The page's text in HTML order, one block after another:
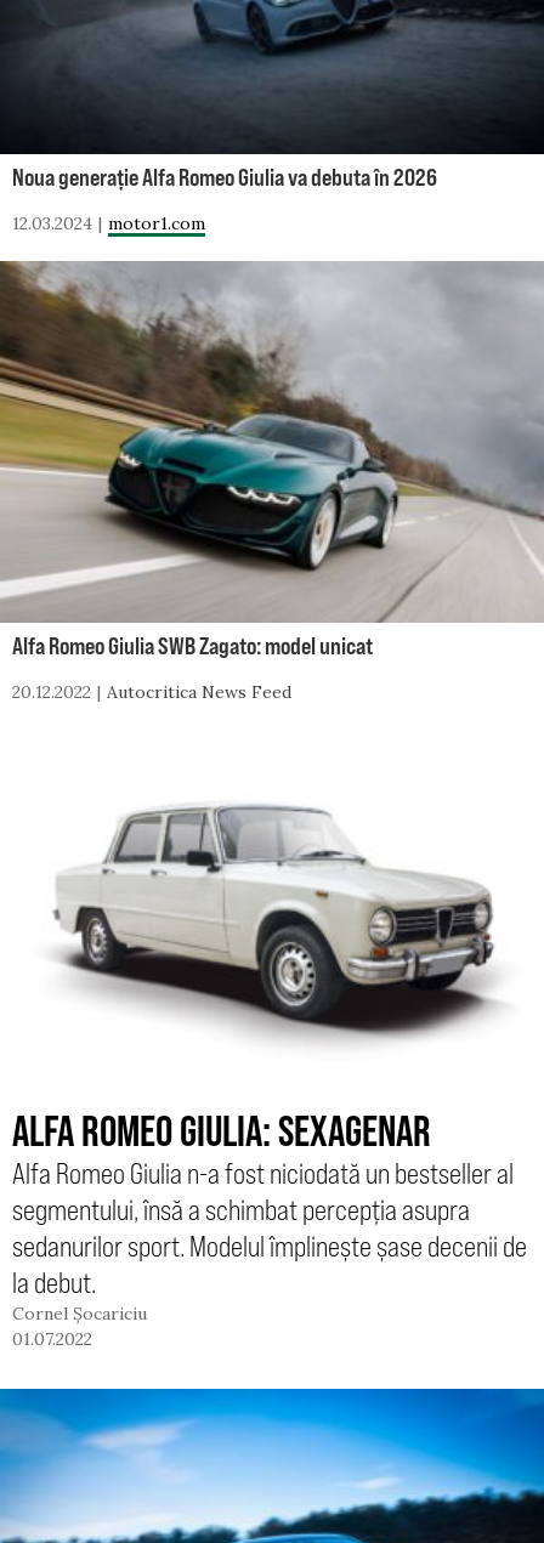
Noua generație Alfa Romeo Giulia va debuta în 2026
12.03.2024 motor1.com
Alfa Romeo Giulia SWB Zagato: model unicat
20.12.2022 Autocritica News Feed
ALFA ROMEO GIULIA: SEXAGENAR
Alfa Romeo Giulia n-a fost niciodată un bestseller al
segmentului, însă a schimbat percepția asupra
sedanurilor sport. Modelul împlinește șase decenii de
la debut.
Cornel Șocariciu
01.07.2022